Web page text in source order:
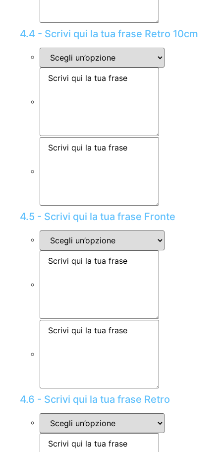
4.4 - Scrivi qui la tua frase Retro 10cm
4.5 - Scrivi qui la tua frase Fronte
4.6 - Scrivi qui la tua frase Retro